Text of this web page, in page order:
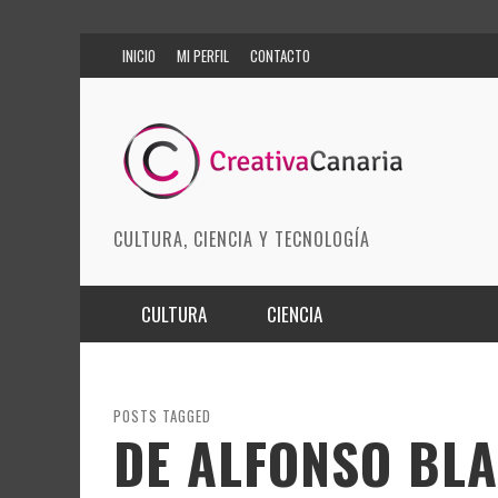
INICIO MI PERFIL CONTACTO
CULTURA, CIENCIA Y TECNOLOGÍA
CULTURA
ARTES ESCÉNICAS
MODA
CIENCIA
INNOVACIÓN
CIENCIAS DE LA TIERRA
POSTS TAGGED
DE ALFONSO